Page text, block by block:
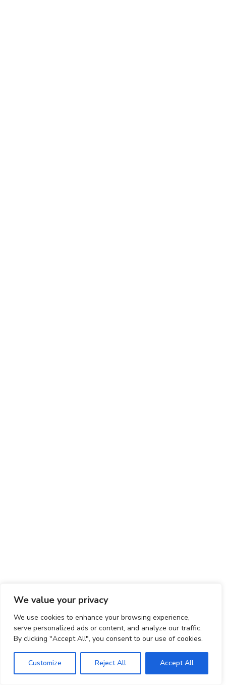
We value your privacy
We use cookies to enhance your browsing experience,
serve personalized ads or content, and analyze our traffic.
By clicking "Accept All", you consent to our use of cookies.
Customize Reject All Accept All